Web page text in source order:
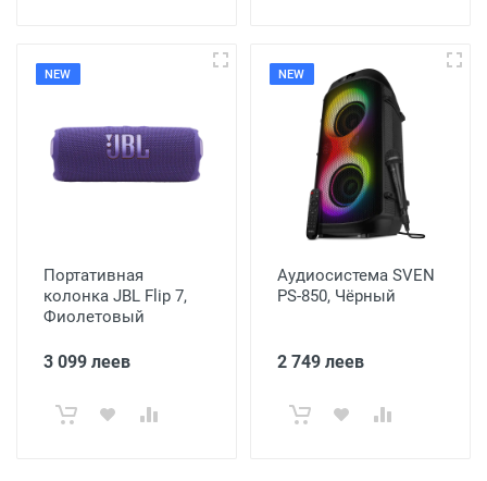
NEW
Портативная
колонка JBL Flip 7,
Фиолетовый
3 099 леев
NEW
Аудиосистема SVEN
PS-850, Чёрный
2 749 леев